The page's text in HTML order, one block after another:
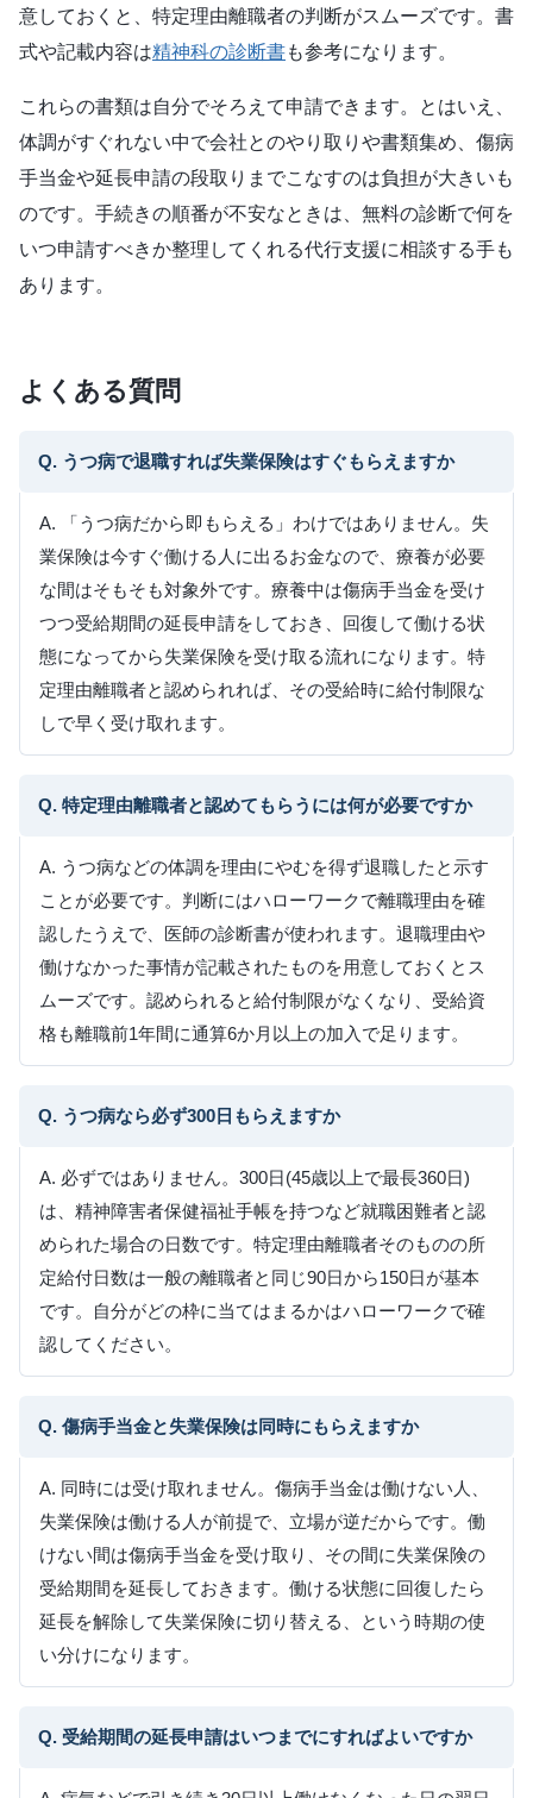
意しておくと、特定理由離職者の判断がスムーズです。書
式や記載内容は精神科の診断書も参考になります。
これらの書類は自分でそろえて申請できます。とはいえ、
体調がすぐれない中で会社とのやり取りや書類集め、傷病
手当金や延長申請の段取りまでこなすのは負担が大きいも
のです。手続きの順番が不安なときは、無料の診断で何を
いつ申請すべきか整理してくれる代行支援に相談する手も
あります。
よくある質問
Q. うつ病で退職すれば失業保険はすぐもらえますか
A. 「うつ病だから即もらえる」わけではありません。失
業保険は今すぐ働ける人に出るお金なので、療養が必要
な間はそもそも対象外です。療養中は傷病手当金を受け
つつ受給期間の延長申請をしておき、回復して働ける状
態になってから失業保険を受け取る流れになります。特
定理由離職者と認められれば、その受給時に給付制限な
しで早く受け取れます。
Q. 特定理由離職者と認めてもらうには何が必要ですか
A. うつ病などの体調を理由にやむを得ず退職したと示す
ことが必要です。判断にはハローワークで離職理由を確
認したうえで、医師の診断書が使われます。退職理由や
働けなかった事情が記載されたものを用意しておくとス
ムーズです。認められると給付制限がなくなり、受給資
格も離職前1年間に通算6か月以上の加入で足ります。
Q. うつ病なら必ず300日もらえますか
A. 必ずではありません。300日(45歳以上で最長360日)
は、精神障害者保健福祉手帳を持つなど就職困難者と認
められた場合の日数です。特定理由離職者そのものの所
定給付日数は一般の離職者と同じ90日から150日が基本
です。自分がどの枠に当てはまるかはハローワークで確
認してください。
Q. 傷病手当金と失業保険は同時にもらえますか
A. 同時には受け取れません。傷病手当金は働けない人、
失業保険は働ける人が前提で、立場が逆だからです。働
けない間は傷病手当金を受け取り、その間に失業保険の
受給期間を延長しておきます。働ける状態に回復したら
延長を解除して失業保険に切り替える、という時期の使
い分けになります。
Q. 受給期間の延長申請はいつまでにすればよいですか